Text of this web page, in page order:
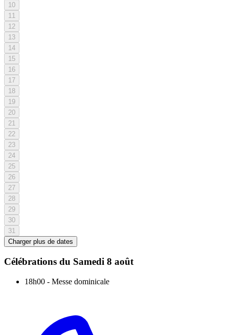
10
11
12
13
14
15
16
17
18
19
20
21
22
23
24
25
26
27
28
29
30
31
Charger plus de dates
Célébrations du Samedi 8 août
18h00 - Messe dominicale